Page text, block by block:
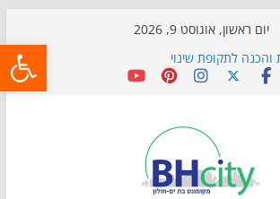
יום ראשון, אוגוסט 9, 2026
והכנה לתקופת שינוי
ממשיך לכבוש את הגינות: מאות משפחות
מיוחדת: הקרנת גמר המונדיאל בטרמינל
הנוער בבת־ים: חוף הריביירה הופך למרחב
הערב